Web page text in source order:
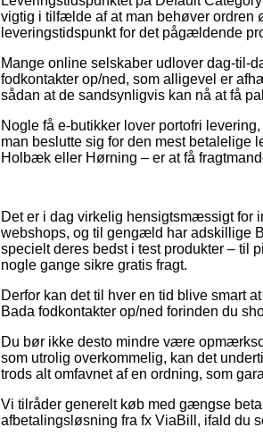
vigtig i tilfælde af at man behøver ordren
leveringstidspunkt for det pågældende
Mange online selskaber udlover dag-til-
fodkontakter op/ned, som alligevel er
sådan at de sandsynligvis kan nå at få
Nogle få e-butikker lover portofri
man beslutte sig for den mest betalelige
Holbæk eller Hørning – er at få
Det er i dag virkelig hensigtsmæssigt for
webshops, og til gengæld har adskillige
specielt deres bedst i test produkter – til
nogle gange sikre gratis fragt.
Derfor kan det til hver en tid blive smart
Bada fodkontakter op/ned forinden du
Du bør ikke desto mindre være
som utrolig overkommelig, kan det
trods alt omfavnet af en ordning, som
Vi tilråder generelt køb med gængse
afbetalingsløsning fra fx ViaBill, ifald du